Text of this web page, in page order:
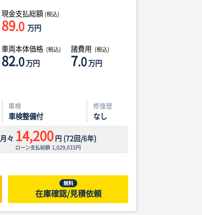
現金支払総額 (税込)
89.0 万円
車両本体価格 (税込)
82.0万円
諸費用 (税込)
7.0万円
車検
車検整備付
修復歴
なし
月々 14,200円 (72回/6年)
ローン支払総額 1,029,033円
無料
在庫確認/見積依頼